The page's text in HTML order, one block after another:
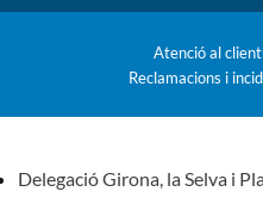
Atenció al
Reclamacions i
Delegació Girona, la Selva i